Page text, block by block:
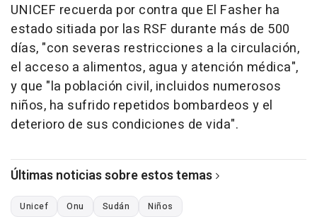
UNICEF recuerda por contra que El Fasher ha
estado sitiada por las RSF durante más de 500
días, "con severas restricciones a la circulación,
el acceso a alimentos, agua y atención médica",
y que "la población civil, incluidos numerosos
niños, ha sufrido repetidos bombardeos y el
deterioro de sus condiciones de vida".
Últimas noticias sobre estos temas
Unicef Onu Sudán Niños